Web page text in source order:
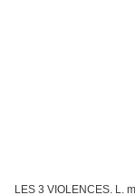
LES 3 VIOLENCES. L.